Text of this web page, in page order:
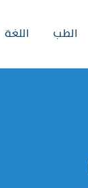
الطب اللغة